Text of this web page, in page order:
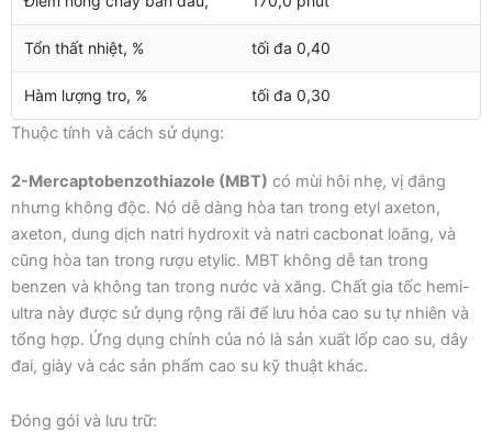
Tổn thất nhiệt, % tối đa 0,40
Hàm lượng tro, % tối đa 0,30
Thuộc tính và cách sử dụng:
2-Mercaptobenzothiazole (MBT) có mùi hôi nhẹ, vị đắng
nhưng không độc. Nó dễ dàng hòa tan trong etyl axeton,
axeton, dung dịch natri hydroxit và natri cacbonat loãng, và
cũng hòa tan trong rượu etylic. MBT không dễ tan trong
benzen và không tan trong nước và xăng. Chất gia tốc hemi-
ultra này được sử dụng rộng rãi để lưu hóa cao su tự nhiên và
tổng hợp. Ứng dụng chính của nó là sản xuất lốp cao su, dây
đai, giày và các sản phẩm cao su kỹ thuật khác.
Đóng gói và lưu trữ: